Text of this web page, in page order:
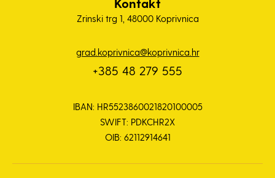
Kontakt
Zrinski trg 1, 48000 Koprivnica
grad.koprivnica@koprivnica.hr
+385 48 279 555
IBAN: HR5523860021820100005
SWIFT: PDKCHR2X
OIB: 62112914641